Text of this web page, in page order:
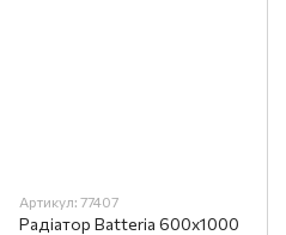
Артикул: 77407
Радіатор Batteria 600х1000